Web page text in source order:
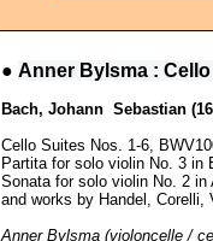
● Anner Bylsma :
Bach, Johann Sebastian
Cello Suites Nos. 1-6,
Partita for solo violin No. 3 in
Sonata for solo violin No. 2 in
and works by Handel, Corelli,
Anner Bylsma (violoncelle /